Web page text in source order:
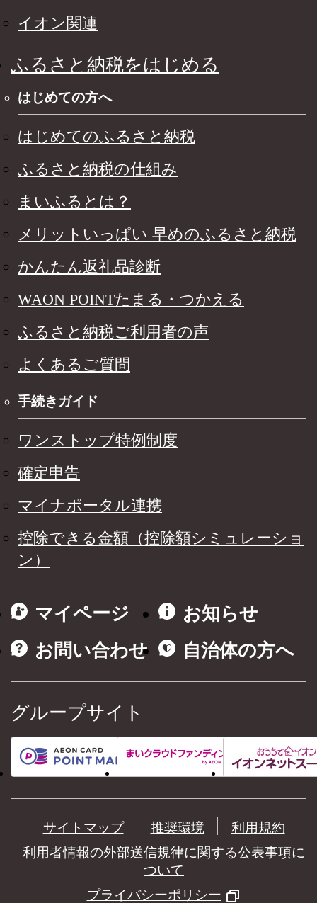
イオン関連
ふるさと納税をはじめる
はじめての方へ
はじめてのふるさと納税
ふるさと納税の仕組み
まいふるとは？
メリットいっぱい 早めのふるさと納税
かんたん返礼品診断
WAON POINTたまる・つかえる
ふるさと納税ご利用者の声
よくあるご質問
手続きガイド
ワンストップ特例制度
確定申告
マイナポータル連携
控除できる金額（控除額シミュレーショ
ン）
マイページ
お知らせ
お問い合わせ
自治体の方へ
グループサイト
サイトマップ 推奨環境
利用規約
利用者情報の外部送信規律に関する公表事項に
ついて
プライバシーポリシー